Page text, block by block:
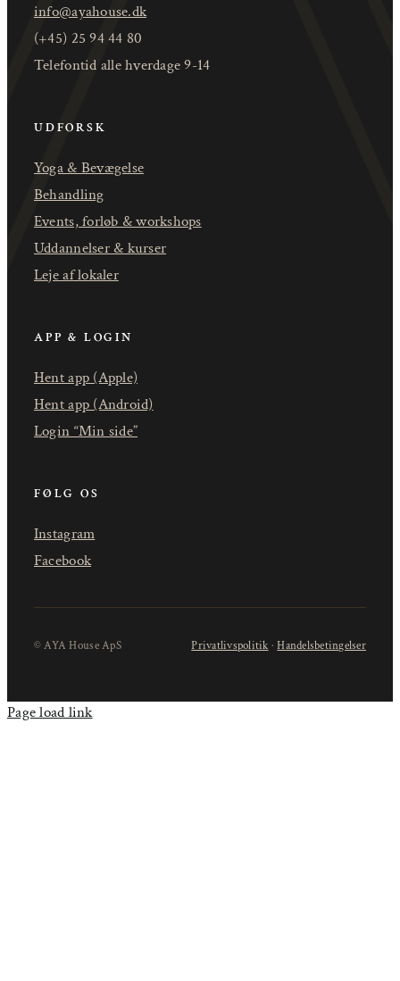
info@ayahouse.dk
(+45) 25 94 44 80
Telefontid alle hverdage 9-14
UDFORSK
Yoga & Bevægelse
Behandling
Events, forløb & workshops
Uddannelser & kurser
Leje af lokaler
APP & LOGIN
Hent app (Apple)
Hent app (Android)
Login “Min side”
FØLG OS
Instagram
Facebook
© AYA House ApS Privatlivspolitik ·Handelsbetingelser
Page load link